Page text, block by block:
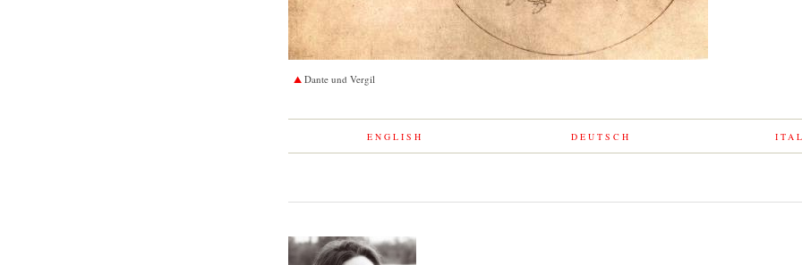
Dante und Vergil
ENGLISH DEUTSCH